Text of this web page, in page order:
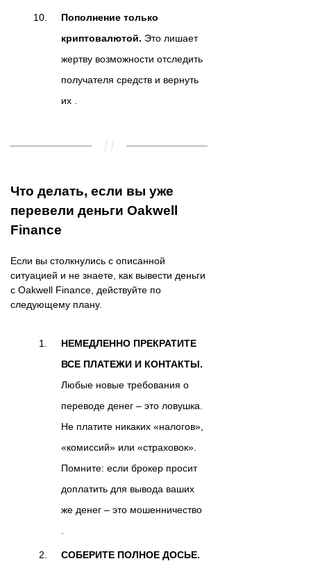
Пополнение только
криптовалютой. Это лишает
жертву возможности отследить
получателя средств и вернуть
их .
Что делать, если вы уже
перевели деньги Oakwell
Finance
Если вы столкнулись с описанной
ситуацией и не знаете, как вывести деньги
с Oakwell Finance, действуйте по
следующему плану.
НЕМЕДЛЕННО ПРЕКРАТИТЕ
ВСЕ ПЛАТЕЖИ И КОНТАКТЫ.
Любые новые требования о
переводе денег – это ловушка.
Не платите никаких «налогов»,
«комиссий» или «страховок».
Помните: если брокер просит
доплатить для вывода ваших
же денег – это мошенничество
.
СОБЕРИТЕ ПОЛНОЕ ДОСЬЕ.